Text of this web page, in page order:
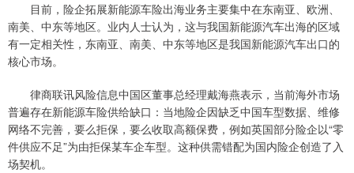
目前，险企拓展新能源车险出海业务主要集中在东南亚、欧洲、
南美、中东等地区。业内人士认为，这与我国新能源汽车出海的区域
有一定相关性，东南亚、南美、中东等地区是我国新能源汽车出口的
核心市场。
律商联讯风险信息中国区董事总经理戴海燕表示，当前海外市场
普遍存在新能源车险供给缺口：当地险企因缺乏中国车型数据、维修
网络不完善，要么拒保，要么收取高额保费，例如英国部分险企以“零
件供应不足”为由拒保某车企车型。这种供需错配为国内险企创造了入
场契机。